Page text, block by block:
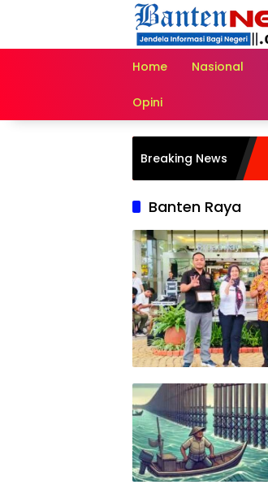
Home
Nasional
Opini
Breaking News
Banten Raya